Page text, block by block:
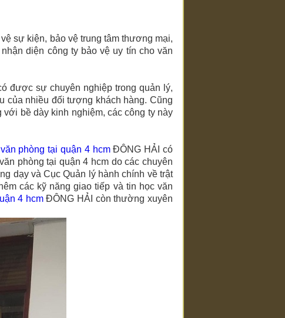
sự kiện, bảo vệ trung tâm thương mại,
diện công ty bảo vệ uy tín cho văn
được sự chuyên nghiệp trong quản lý,
của nhiều đối tượng khách hàng. Cũng
bề dày kinh nghiệm, các công ty này
phòng tại quận 4 hcm ĐÔNG HẢI có
phòng tại quận 4 hcm do các chuyên
dạy và Cục Quản lý hành chính về trật
các kỹ năng giao tiếp và tin học văn
4 hcm ĐÔNG HẢI còn thường xuyên